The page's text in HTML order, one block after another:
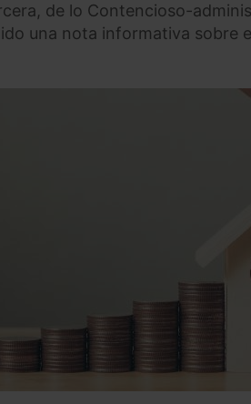
de lo Contencioso-
una nota informativa sobre